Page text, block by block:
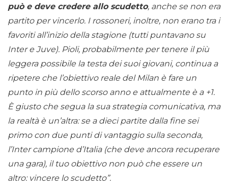
può e deve credere allo scudetto, anche se non era
partito per vincerlo. I rossoneri, inoltre, non erano tra i
favoriti all’inizio della stagione (tutti puntavano su
Inter e Juve). Pioli, probabilmente per tenere il più
leggera possibile la testa dei suoi giovani, continua a
ripetere che l’obiettivo reale del Milan è fare un
punto in più dello scorso anno e attualmente è a +1.
È giusto che segua la sua strategia comunicativa, ma
la realtà è un’altra: se a dieci partite dalla fine sei
primo con due punti di vantaggio sulla seconda,
l’Inter campione d’Italia (che deve ancora recuperare
una gara), il tuo obiettivo non può che essere un
altro: vincere lo scudetto”.